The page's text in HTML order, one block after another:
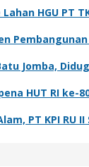
HGU PT
Jomba,
HUT RI ke-
PT KPI RU